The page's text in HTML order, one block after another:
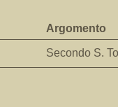
Argomento
Secondo S.